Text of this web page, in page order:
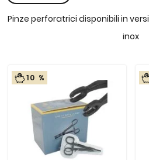
Pinze perforatrici disponibili in
inox
10 %